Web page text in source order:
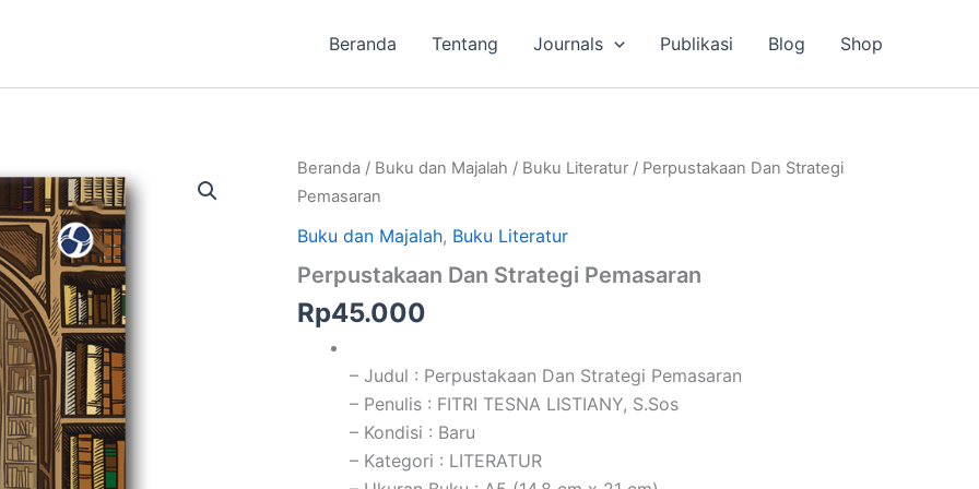
Beranda Tentang Journals Publikasi Blog Shop
Beranda / Buku dan Majalah / Buku Literatur / Perpustakaan Dan Strategi
Pemasaran
Buku dan Majalah, Buku Literatur
Perpustakaan Dan Strategi Pemasaran
Rp45.000
– Judul : Perpustakaan Dan Strategi Pemasaran
– Penulis : FITRI TESNA LISTIANY, S.Sos
– Kondisi : Baru
– Kategori : LITERATUR